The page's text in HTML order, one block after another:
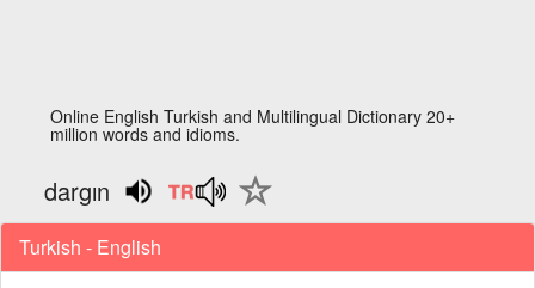
Online English Turkish and Multilingual Dictionary 20+
million words and idioms.
dargın
Turkish - English